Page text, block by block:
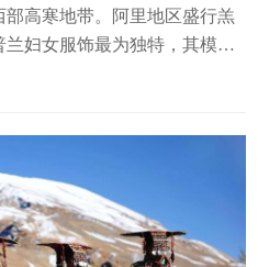
高寒地带。阿里地区盛行羔
妇女服饰最为独特，其模仿
“町玛”(棕蓝色彩线氆氇圆筒
白山羊皮“改巴”(披单)，上镶
雀背部，“改巴”周边镶嵌带
孔雀的两翼，“改吧”底部开